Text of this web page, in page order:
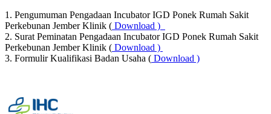
1. Pengumuman Pengadaan Incubator IGD Ponek Rumah Sakit
Perkebunan Jember Klinik ( Download )
2. Surat Peminatan Pengadaan Incubator IGD Ponek Rumah Sakit
Perkebunan Jember Klinik ( Download )
3. Formulir Kualifikasi Badan Usaha ( Download )